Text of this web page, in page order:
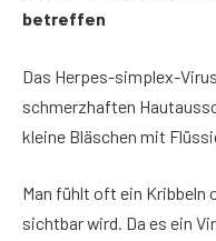
betreffen
Das Herpes-simplex-
schmerzhaften
kleine Bläschen mit
Man fühlt oft ein Kribbeln
sichtbar wird. Da es ein